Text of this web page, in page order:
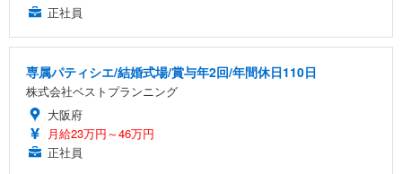
正社員
専属パティシエ/結婚式場/賞与年2回/年間休日110日
株式会社ベストプランニング
大阪府
月給23万円～46万円
正社員